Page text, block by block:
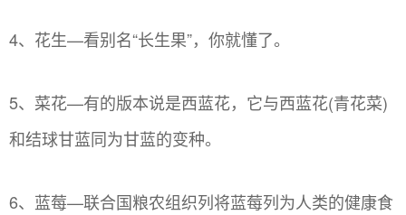
4、花生—看别名“长生果”，你就懂了。
5、菜花—有的版本说是西蓝花，它与西蓝花(青花菜)
和结球甘蓝同为甘蓝的变种。
6、蓝莓—联合国粮农组织列将蓝莓列为人类的健康食